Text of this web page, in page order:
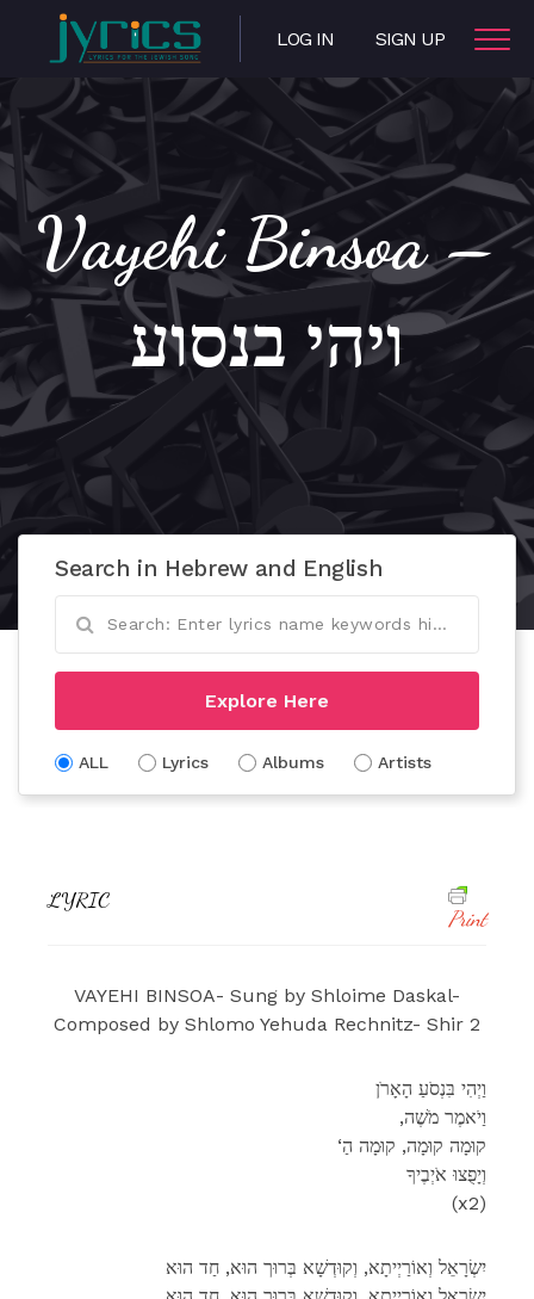
LOG IN SIGN UP
Vayehi Binsoa –
ויהי בנסוע
Search in Hebrew and English
Explore Here
ALL Lyrics Albums Artists
LYRIC
Print
VAYEHI BINSOA- Sung by Shloime Daskal-
Composed by Shlomo Yehuda Rechnitz- Shir 2
וַיְהִי בִּנְסֹעַ הָאָרֹן
,וַיֹאמֶר מֹשֶׁה
‘קוּמָה קוּמָה, קוּמָה הַ
וְיָפֻצוּ אֹיְבֶיךָ
(x2)
יִשְׂרָאֵל וְאוֹרַיְיתָא, וְקוּדְשָׁא בְּרוּך הוּא, חַד הוּא